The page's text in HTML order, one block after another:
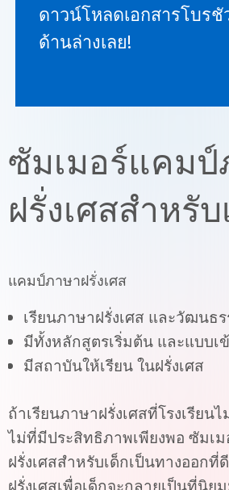
ดาวน์โหลดเอกสารโบร
ด้านล่างเลย!
ซัมเมอร์แคมป์
ฝรั่งเศสสำหรั
แคมป์ภาษาฝรั่งเศส
เรียนภาษาฝรั่งเศส และวัฒนธ
มีทั้งหลักสูตรเริ่มต้น และแบบเ
มีสถาบันให้เรียน ในฝรั่งเศส
ถ้าเรียนภาษาฝรั่งเศสที่โรงเรียน
ไม่ที่มีประสิทธิภาพเพียงพอ ซัมเ
ฝรั่งเศสสำหรับเด็กเป็นทางออก